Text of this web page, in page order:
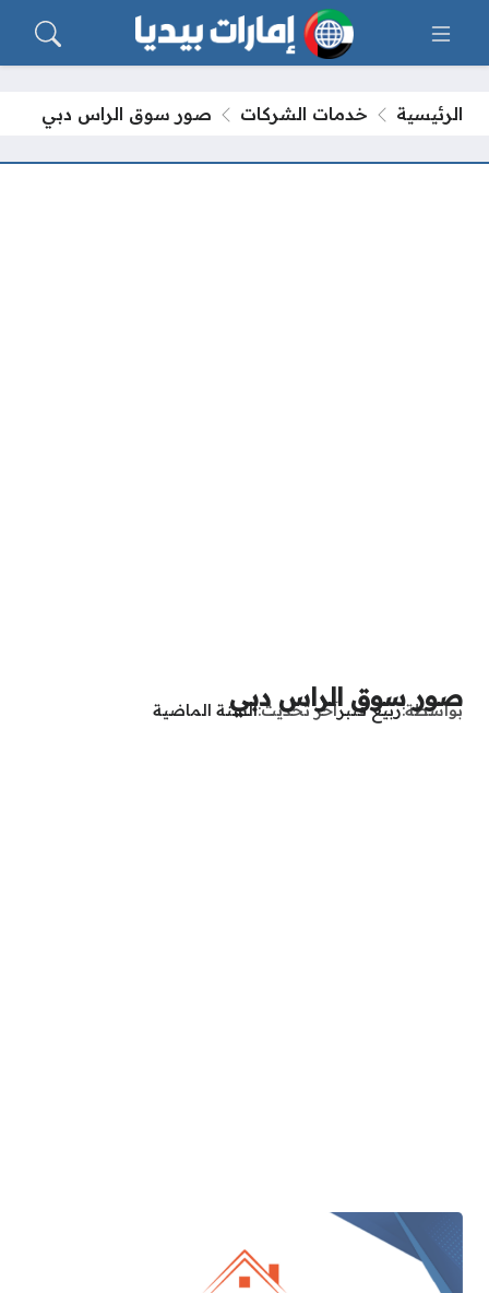
الرئيسية خدمات الشركات صور سوق الراس دبي
صور سوق الراس دبي
بواسطةربيع قنبرآخر تحديثالسنة الماضية